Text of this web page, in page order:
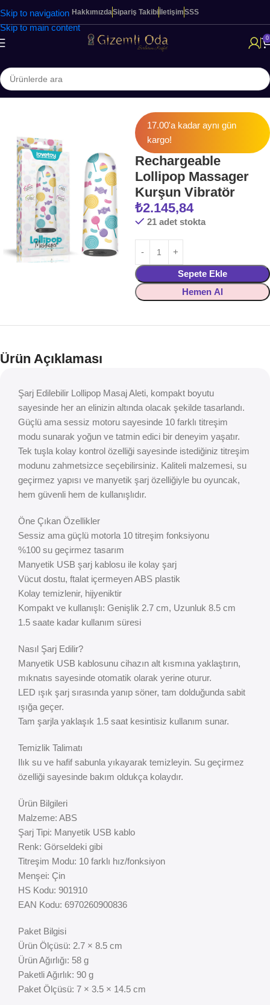
Skip to navigation
Skip to main content
HakkımızdaSipariş Takibi İletişimSSS
0
Ana Sayfa KADINLARA ÖZEL ÜRÜNLER Modern Vibratörler
17.00'a kadar aynı gün
kargo!
Rechargeable
Lollipop Massager
Kurşun Vibratör
₺2.145,84
21 adet stokta
Sepete Ekle
Hemen Al
Ürün Açıklaması
Şarj Edilebilir Lollipop Masaj Aleti, kompakt boyutu
sayesinde her an elinizin altında olacak şekilde tasarlandı.
Güçlü ama sessiz motoru sayesinde 10 farklı titreşim
modu sunarak yoğun ve tatmin edici bir deneyim yaşatır.
Tek tuşla kolay kontrol özelliği sayesinde istediğiniz titreşim
modunu zahmetsizce seçebilirsiniz. Kaliteli malzemesi, su
geçirmez yapısı ve manyetik şarj özelliğiyle bu oyuncak,
hem güvenli hem de kullanışlıdır.
Öne Çıkan Özellikler
Sessiz ama güçlü motorla 10 titreşim fonksiyonu
%100 su geçirmez tasarım
Manyetik USB şarj kablosu ile kolay şarj
Vücut dostu, ftalat içermeyen ABS plastik
Kolay temizlenir, hijyeniktir
Kompakt ve kullanışlı: Genişlik 2.7 cm, Uzunluk 8.5 cm
1.5 saate kadar kullanım süresi
Nasıl Şarj Edilir?
Manyetik USB kablosunu cihazın alt kısmına yaklaştırın,
mıknatıs sayesinde otomatik olarak yerine oturur.
LED ışık şarj sırasında yanıp söner, tam dolduğunda sabit
ışığa geçer.
Tam şarjla yaklaşık 1.5 saat kesintisiz kullanım sunar.
Temizlik Talimatı
Ilık su ve hafif sabunla yıkayarak temizleyin. Su geçirmez
özelliği sayesinde bakım oldukça kolaydır.
Ürün Bilgileri
Malzeme: ABS
Şarj Tipi: Manyetik USB kablo
Renk: Görseldeki gibi
Titreşim Modu: 10 farklı hız/fonksiyon
Menşei: Çin
HS Kodu: 901910
EAN Kodu: 6970260900836
Paket Bilgisi
Ürün Ölçüsü: 2.7 × 8.5 cm
Ürün Ağırlığı: 58 g
Paketli Ağırlık: 90 g
Paket Ölçüsü: 7 × 3.5 × 14.5 cm